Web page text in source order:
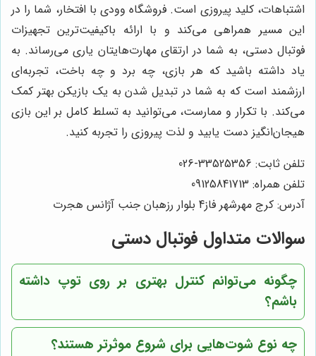
اشتباهات، کلید پیروزی است. فروشگاه وودی با افتخار، شما را در
این مسیر همراهی می‌کند و با ارائه باکیفیت‌ترین تجهیزات
فوتبال دستی، به شما در ارتقای مهارت‌هایتان یاری می‌رساند. به
یاد داشته باشید که هر بازی، چه برد و چه باخت، تجربه‌ای
ارزشمند است که به شما در تبدیل شدن به یک بازیکن بهتر کمک
می‌کند. با تکرار و ممارست، می‌توانید به تسلط کامل بر این بازی
هیجان‌انگیز دست یابید و لذت پیروزی را تجربه کنید.
تلفن ثابت: 33525356-026
تلفن همراه: 09125841713
آدرس: کرج مهرشهر فاز4 بلوار رزهبان جنب آژانس هجرت
سوالات متداول فوتبال دستی
چگونه می‌توانم کنترل بهتری بر روی توپ داشته
باشم؟
چه نوع شوت‌هایی برای شروع موثرتر هستند؟